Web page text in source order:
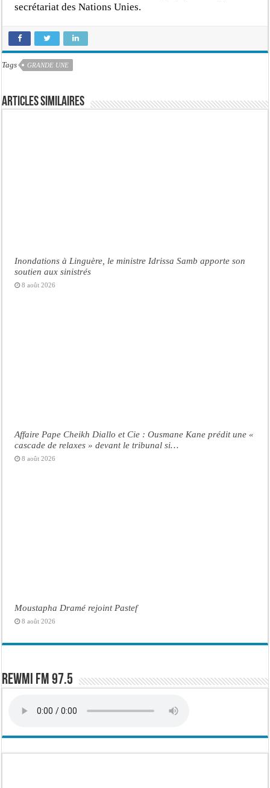
secrétariat des Nations Unies.
Tags GRANDE UNE
Articles similaires
Inondations à Linguère, le ministre Idrissa Samb apporte son
soutien aux sinistrés
8 août 2026
Affaire Pape Cheikh Diallo et Cie : Ousmane Kane prédit une «
cascade de relaxes » devant le tribunal si…
8 août 2026
Moustapha Dramé rejoint Pastef
8 août 2026
Rewmi FM 97.5